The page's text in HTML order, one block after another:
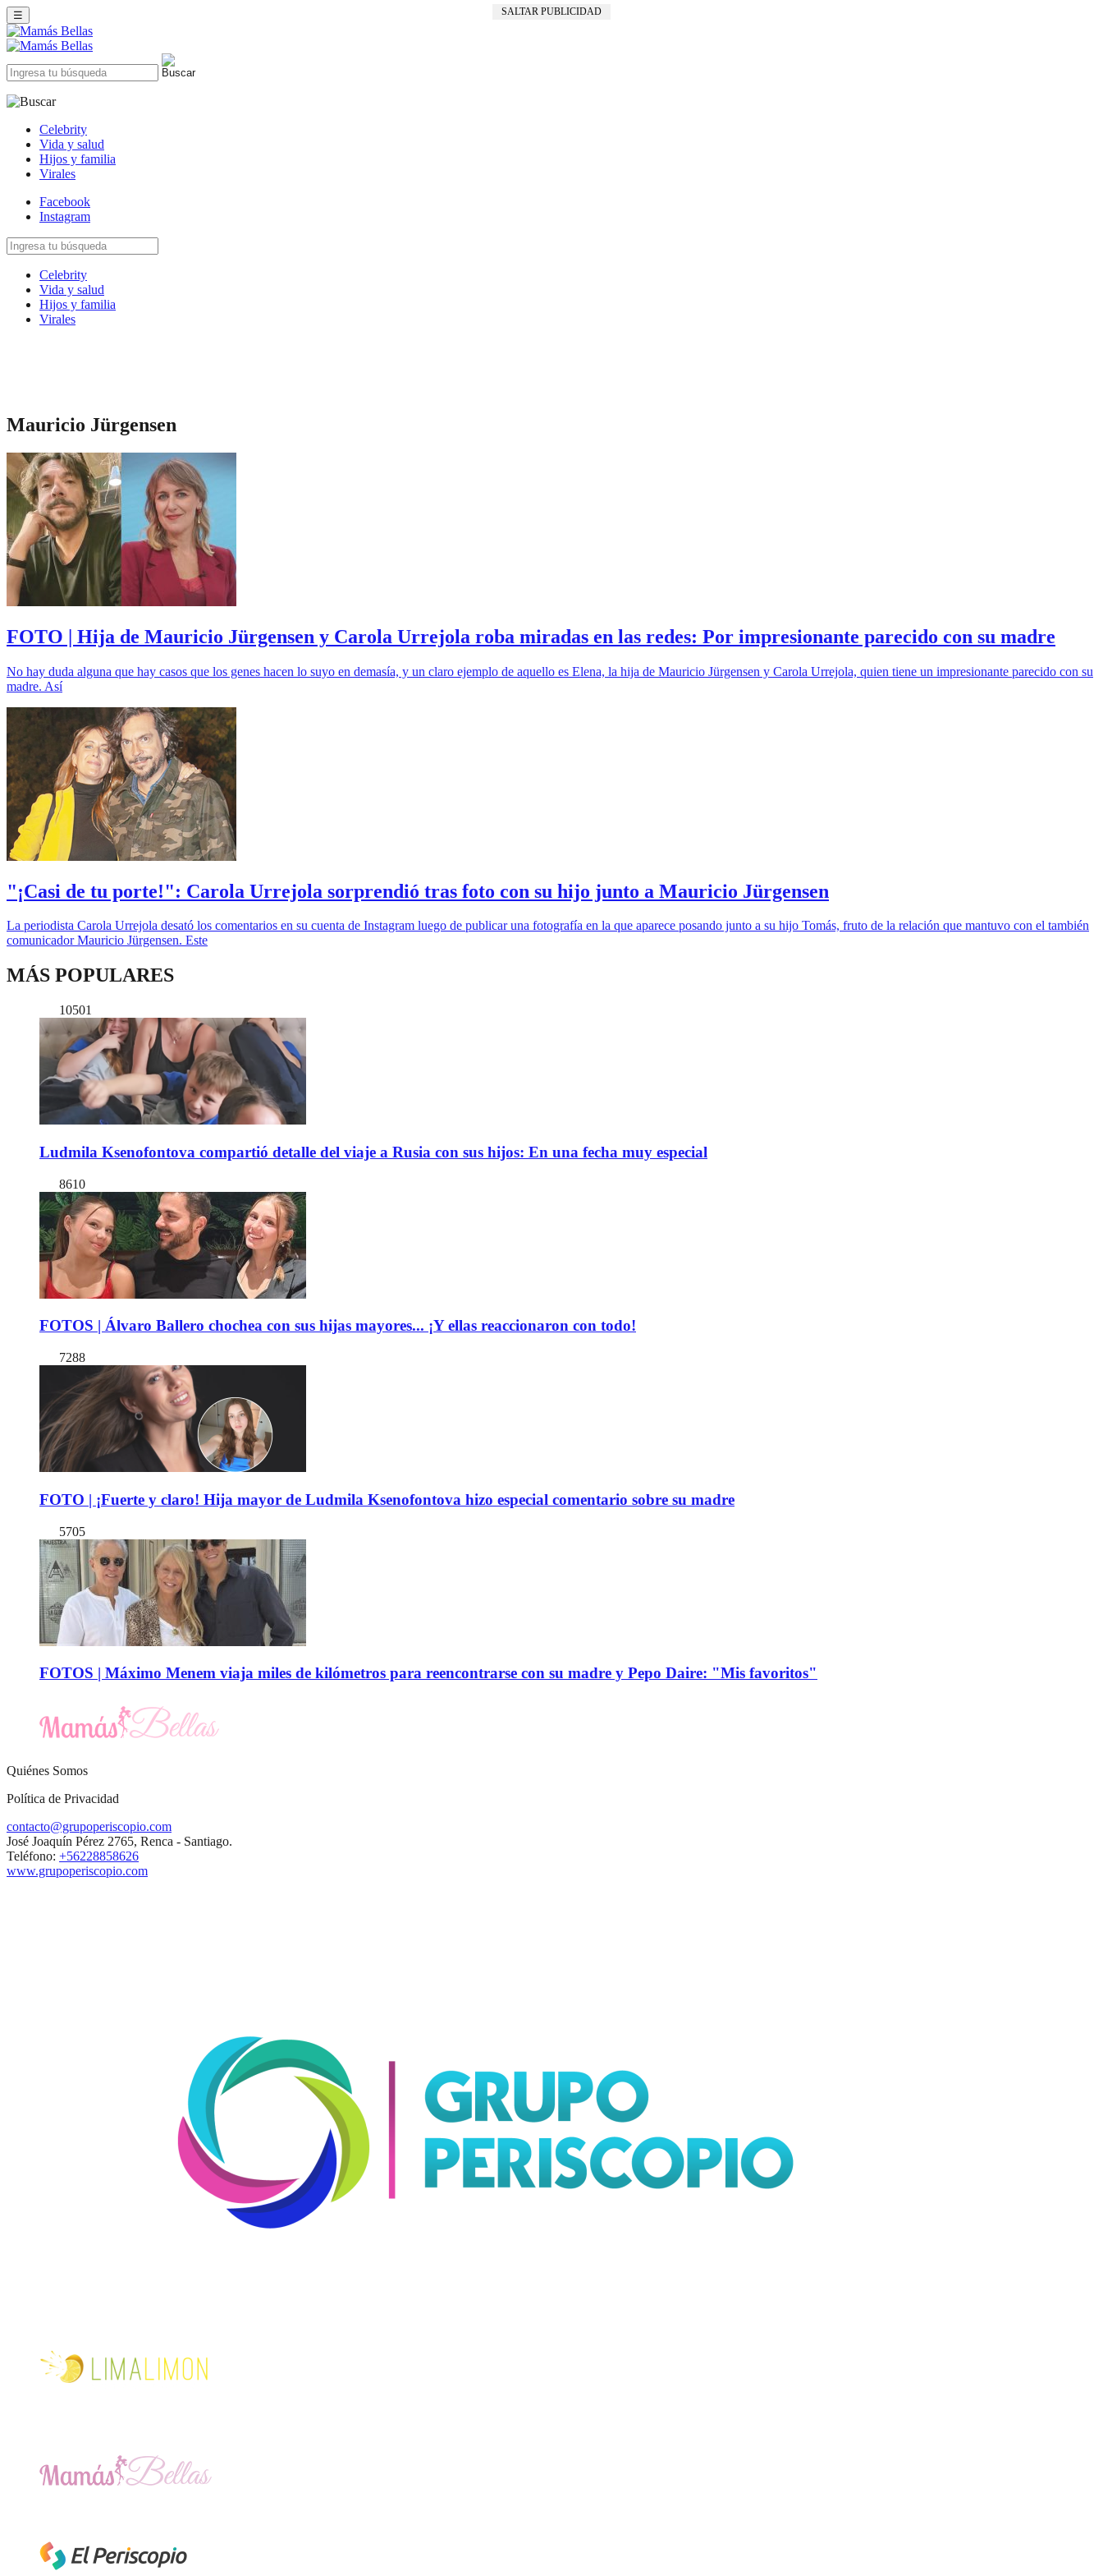
SALTAR PUBLICIDAD
☰
Celebrity
Vida y salud
Hijos y familia
Virales
Facebook
Instagram
Celebrity
Vida y salud
Hijos y familia
Virales
Mauricio Jürgensen
FOTO | Hija de Mauricio Jürgensen y Carola Urrejola roba miradas en las redes: Por impresionante parecido con su madre
No hay duda alguna que hay casos que los genes hacen lo suyo en demasía, y un claro ejemplo de aquello es Elena, la hija de Mauricio Jürgensen y Carola Urrejola, quien tiene un impresionante parecido con su
madre. Así
"¡Casi de tu porte!": Carola Urrejola sorprendió tras foto con su hijo junto a Mauricio Jürgensen
La periodista Carola Urrejola desató los comentarios en su cuenta de Instagram luego de publicar una fotografía en la que aparece posando junto a su hijo Tomás, fruto de la relación que mantuvo con el también
comunicador Mauricio Jürgensen. Este
MÁS POPULARES
10501
Ludmila Ksenofontova compartió detalle del viaje a Rusia con sus hijos: En una fecha muy especial
8610
FOTOS | Álvaro Ballero chochea con sus hijas mayores... ¡Y ellas reaccionaron con todo!
7288
FOTO | ¡Fuerte y claro! Hija mayor de Ludmila Ksenofontova hizo especial comentario sobre su madre
5705
FOTOS | Máximo Menem viaja miles de kilómetros para reencontrarse con su madre y Pepo Daire: "Mis favoritos"
Quiénes Somos
Política de Privacidad
contacto@grupoperiscopio.com
José Joaquín Pérez 2765, Renca - Santiago.
Teléfono: +56228858626
www.grupoperiscopio.com